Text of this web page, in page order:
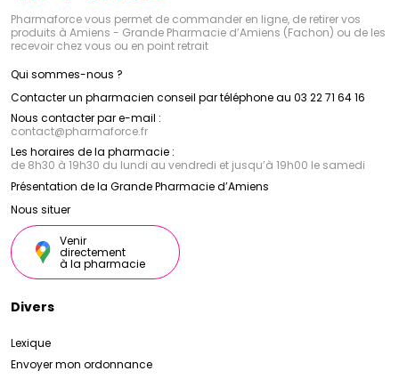
Pharmaforce vous permet de commander en ligne, de retirer vos
produits à Amiens - Grande Pharmacie d’Amiens (Fachon) ou de les
recevoir chez vous ou en point retrait
Qui sommes-nous ?
Contacter un pharmacien conseil par téléphone au 03 22 71 64 16
Nous contacter par e-mail :
contact@pharmaforce.fr
Les horaires de la pharmacie :
de 8h30 à 19h30 du lundi au vendredi et jusqu’à 19h00 le samedi
Présentation de la Grande Pharmacie d’Amiens
Nous situer
Venir
directement
à la pharmacie
Divers
Lexique
Envoyer mon ordonnance